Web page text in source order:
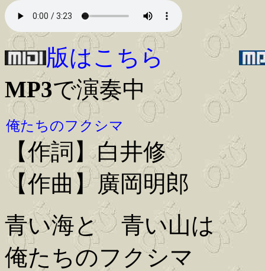
版はこちら
MP3で演奏中
俺たちのフクシマ
【作詞】白井修
【作曲】廣岡明郎
青い海と 青い山は
俺たちのフクシマ